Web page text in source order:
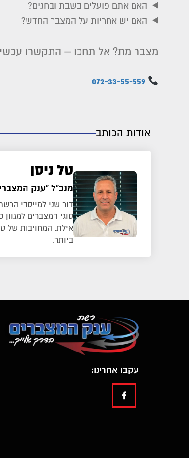
האם אתם פועלים בשבת ובחגים?
האם יש אחריות על המצבר החדש?
מצבר מת? אל תחכו – התקשרו עכשיו
072-33-55-559
אודות הכותב
טל ניסן
מנכ"ל "ענק
סוגי המצברים
אילת. המחויבות של
ביותר.
עקבו אחרינו: